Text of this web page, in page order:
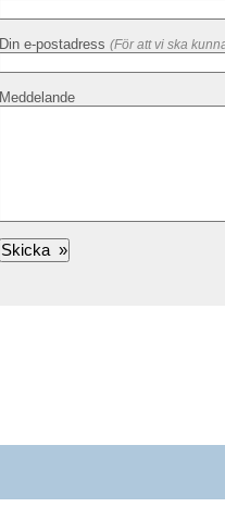
Din e-postadress (För att vi ska
Meddelande